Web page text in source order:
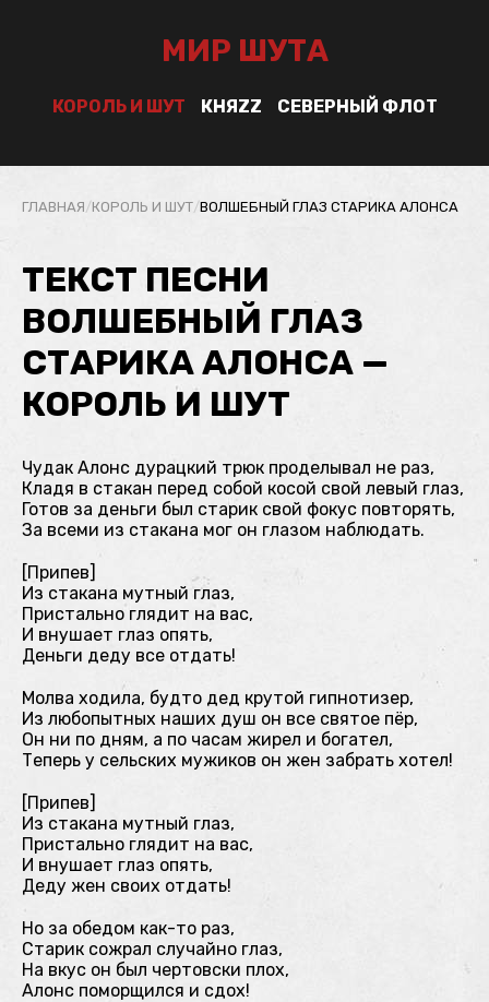
МИР ШУТА
КОРОЛЬ И ШУТ КНЯZZ СЕВЕРНЫЙ ФЛОТ
ГЛАВНАЯ/КОРОЛЬ И ШУТ/ВОЛШЕБНЫЙ ГЛАЗ СТАРИКА АЛОНСА
ТЕКСТ ПЕСНИ
ВОЛШЕБНЫЙ ГЛАЗ
СТАРИКА АЛОНСА —
КОРОЛЬ И ШУТ
Чудак Алонс дурацкий трюк проделывал не раз,
Кладя в стакан перед собой косой свой левый глаз,
Готов за деньги был старик свой фокус повторять,
За всеми из стакана мог он глазом наблюдать.
[Припев]
Из стакана мутный глаз,
Пристально глядит на вас,
И внушает глаз опять,
Деньги деду все отдать!
Молва ходила, будто дед крутой гипнотизер,
Из любопытных наших душ он все святое пёр,
Он ни по дням, а по часам жирел и богател,
Теперь у сельских мужиков он жен забрать хотел!
[Припев]
Из стакана мутный глаз,
Пристально глядит на вас,
И внушает глаз опять,
Деду жен своих отдать!
Но за обедом как-то раз,
Старик сожрал случайно глаз,
На вкус он был чертовски плох,
Алонс поморщился и сдох!